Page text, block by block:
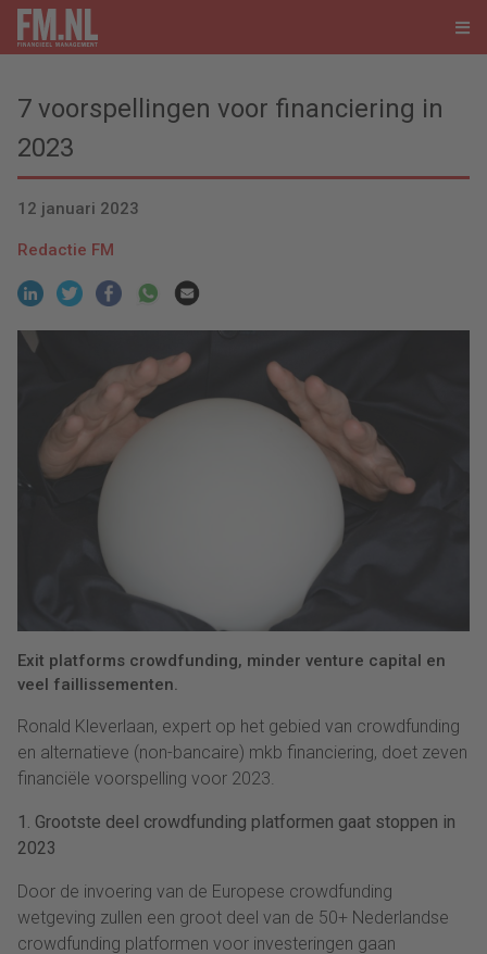
7 voorspellingen voor financiering in
2023
12 januari 2023
Redactie FM
Exit platforms crowdfunding, minder venture capital en
veel faillissementen.
Ronald Kleverlaan, expert op het gebied van crowdfunding
en alternatieve (non-bancaire) mkb financiering, doet zeven
financiële voorspelling voor 2023.
1. Grootste deel crowdfunding platformen gaat stoppen in
2023
Door de invoering van de Europese crowdfunding
wetgeving zullen een groot deel van de 50+ Nederlandse
crowdfunding platformen voor investeringen gaan